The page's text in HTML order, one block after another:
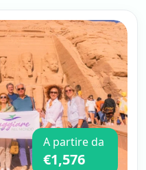
A partire da
€1,576